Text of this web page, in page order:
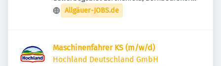
Str. 14, 86956 Schongau, Deutschland
Allgäuer-JOBS.de
Maschinenfahrer KS (m/w/d)
Hochland Deutschland GmbH